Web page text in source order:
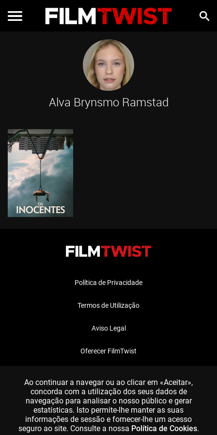
Alva Brynsmo Ramstad
Política de Privacidade
Termos de Utilização
Aviso Legal
Oferecer FilmTwist
Ao continuar a navegar ou ao clicar em «Aceitar»,
concorda com a utilização dos seus dados de
navegação para analisar o nosso público e gerar
estatísticas. Isto permite-lhe manter as suas
informações de sessão e fornecer-lhe um acesso
seguro ao site. Consulte a nossa Política de Cookies.